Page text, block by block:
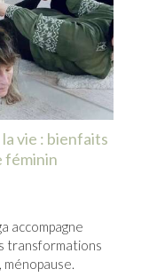
vie : bienfaits
féminin
accompagne
transformations
ménopause.